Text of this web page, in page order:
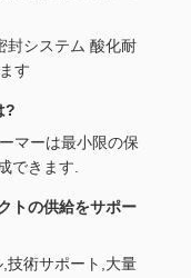
封システム 酸化耐
す
?
マーは最小限の保
できます.
トの供給をサポー
技術サポート,大量